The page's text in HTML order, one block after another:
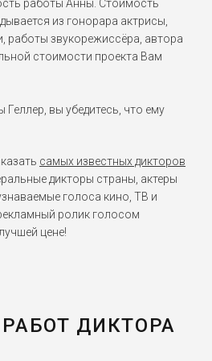
небесное (2005)
братва (2004)
со звездой (2004)
Росситер
(2003)
работы Анны. Стоимость
из гонорара актрисы,
работы звукорежиссёра, автора
стоимости проекта Вам
Геллер, вы убедитесь, что ему
самых известных дикторов
дикторы страны, актеры
голоса кино, ТВ и
ролик голосом
цене!
ДИКТОРА